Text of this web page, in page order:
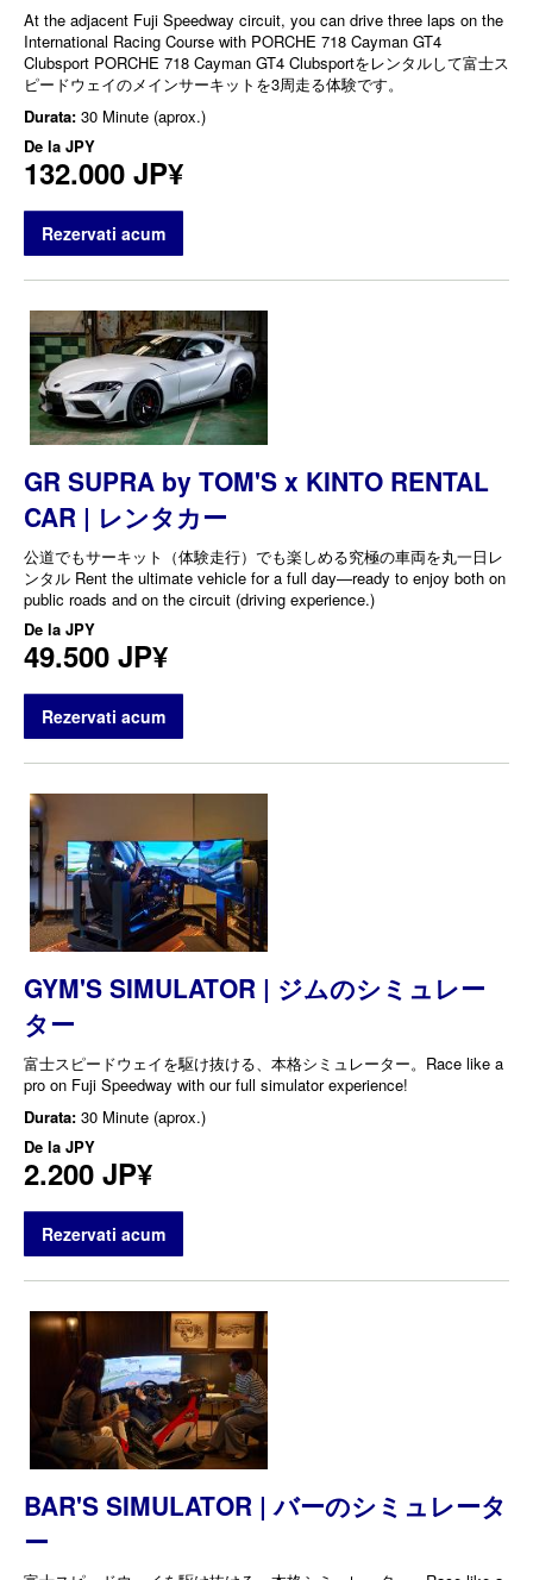
At the adjacent Fuji Speedway circuit, you can drive three laps on the
International Racing Course with PORCHE 718 Cayman GT4
Clubsport PORCHE 718 Cayman GT4 Clubsportをレンタルして富士ス
ピードウェイのメインサーキットを3周走る体験です。
Durata: 30 Minute (aprox.)
De la JPY
132.000 JP¥
Rezervati acum
GR SUPRA by TOM'S x KINTO RENTAL
CAR | レンタカー
公道でもサーキット（体験走行）でも楽しめる究極の車両を丸一日レ
ンタル Rent the ultimate vehicle for a full day—ready to enjoy both on
public roads and on the circuit (driving experience.)
De la JPY
49.500 JP¥
Rezervati acum
GYM'S SIMULATOR | ジムのシミュレー
ター
富士スピードウェイを駆け抜ける、本格シミュレーター。Race like a
pro on Fuji Speedway with our full simulator experience!
Durata: 30 Minute (aprox.)
De la JPY
2.200 JP¥
Rezervati acum
BAR'S SIMULATOR | バーのシミュレータ
ー